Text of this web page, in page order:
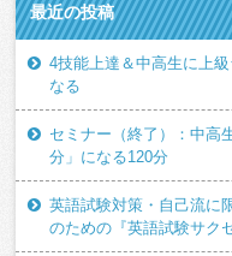
最近の投稿
4技能上達＆中高生に上
なる
セミナー（終了）：中高
分」になる120分
英語試験対策・自己流に
のための『英語試験サク